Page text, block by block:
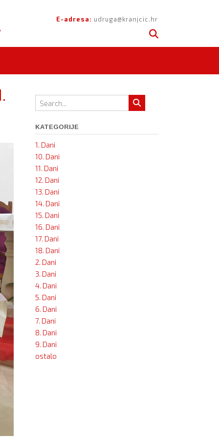
E-adresa: udruga@kranjcic.hr
KATEGORIJE
1. Dani
10. Dani
11. Dani
12. Dani
13. Dani
14. Dani
15. Dani
16. Dani
17. Dani
18. Dani
2. Dani
3. Dani
4. Dani
5. Dani
6. Dani
7. Dani
8. Dani
9. Dani
ostalo